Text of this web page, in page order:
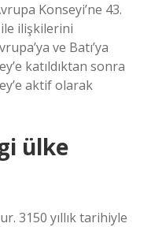
Konseyi’ne 43.
ilişkilerini
ve Batı’ya
katıldıktan sonra
aktif olarak
ülke
3150 yıllık tarihiyle